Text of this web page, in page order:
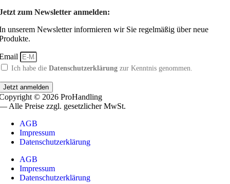
zum Newsletter anmelden:
unserem Newsletter informieren wir Sie regelmäßig über neue
Ich habe die Datenschutzerklärung zur Kenntnis genommen.
Jetzt anmelden
© 2026 ProHandling
Alle Preise zzgl. gesetzlicher MwSt.
AGB
Impressum
Datenschutzerklärung
AGB
Impressum
Datenschutzerklärung